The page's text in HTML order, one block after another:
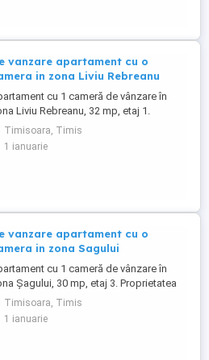
vanzare apartament cu o
in zona Liviu Rebreanu
cu 1 cameră de vânzare în
Liviu Rebreanu, 32 mp, etaj 1.
este amplasată într-un bloc
cu acces rapid la punctele de
și rețeaua de transport, ideală
Timisoara, Timis
1 ianuarie
vanzare apartament cu o
in zona Sagului
cu 1 cameră de vânzare în
Șagului, 30 mp, etaj 3. Proprietatea
de o poziționare bună,cu
rapid către principalele artere ale
fiind ideală pentru o persoană
Timisoara, Timis
1 ianuarie